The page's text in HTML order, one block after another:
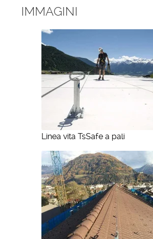
IMMAGINI
Linea vita TsSafe a pali